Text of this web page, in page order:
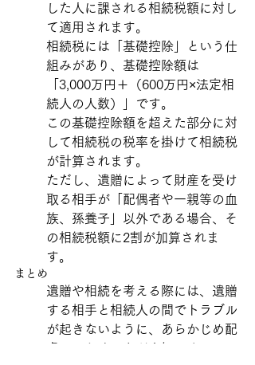
した人に課される相続税額に対し
て適用されます。
相続税には「基礎控除」という仕
組みがあり、基礎控除額は
「3,000万円＋（600万円×法定相
続人の人数）」です。
この基礎控除額を超えた部分に対
して相続税の税率を掛けて相続税
が計算されます。
ただし、遺贈によって財産を受け
取る相手が「配偶者や一親等の血
族、孫養子」以外である場合、そ
の相続税額に2割が加算されま
す。
まとめ
遺贈や相続を考える際には、遺贈
する相手と相続人の間でトラブル
が起きないように、あらかじめ配